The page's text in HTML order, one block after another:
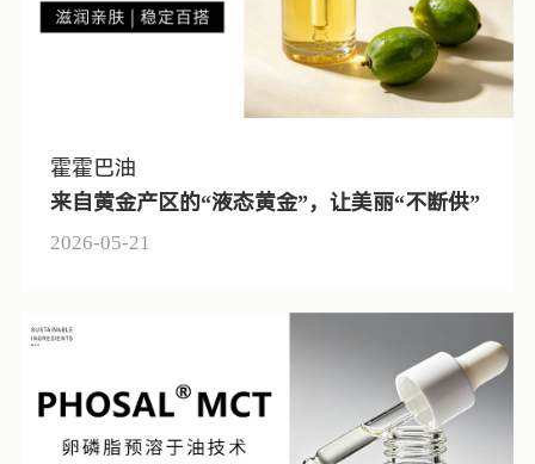
霍霍巴油
来自黄金产区的“液态黄金”，让美丽“不断供”
2026-05-21